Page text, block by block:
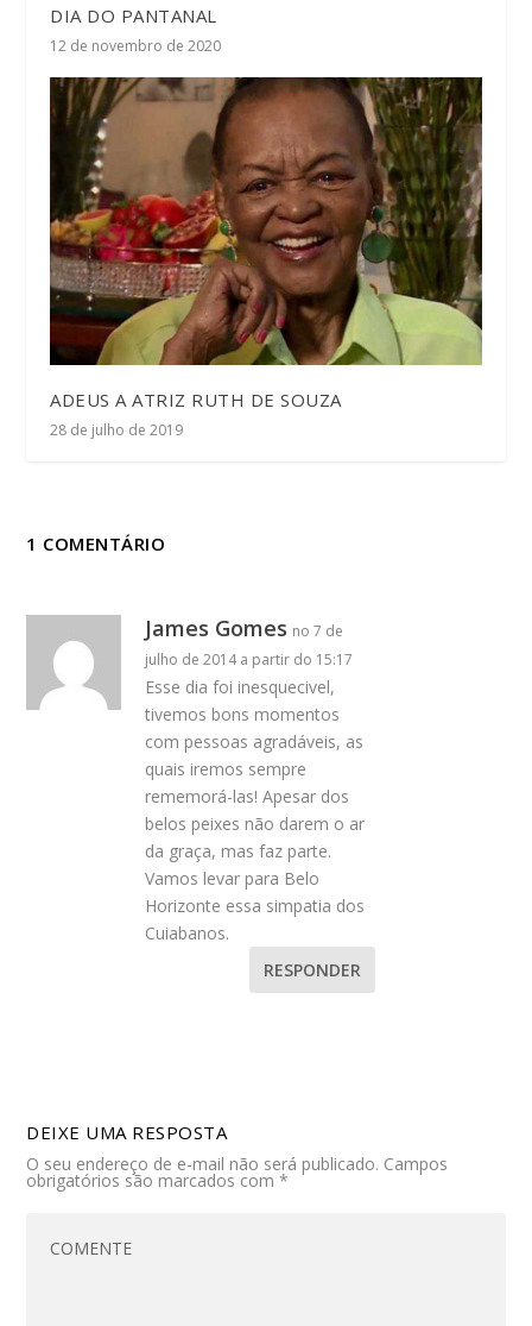
DIA DO PANTANAL
12 de novembro de 2020
ADEUS A ATRIZ RUTH DE SOUZA
28 de julho de 2019
1 COMENTÁRIO
James Gomes no 7 de
julho de 2014 a partir do 15:17
Esse dia foi inesquecivel,
tivemos bons momentos
com pessoas agradáveis, as
quais iremos sempre
rememorá-las! Apesar dos
belos peixes não darem o ar
da graça, mas faz parte.
Vamos levar para Belo
Horizonte essa simpatia dos
Cuiabanos.
RESPONDER
DEIXE UMA RESPOSTA
O seu endereço de e-mail não será publicado. Campos
obrigatórios são marcados com*